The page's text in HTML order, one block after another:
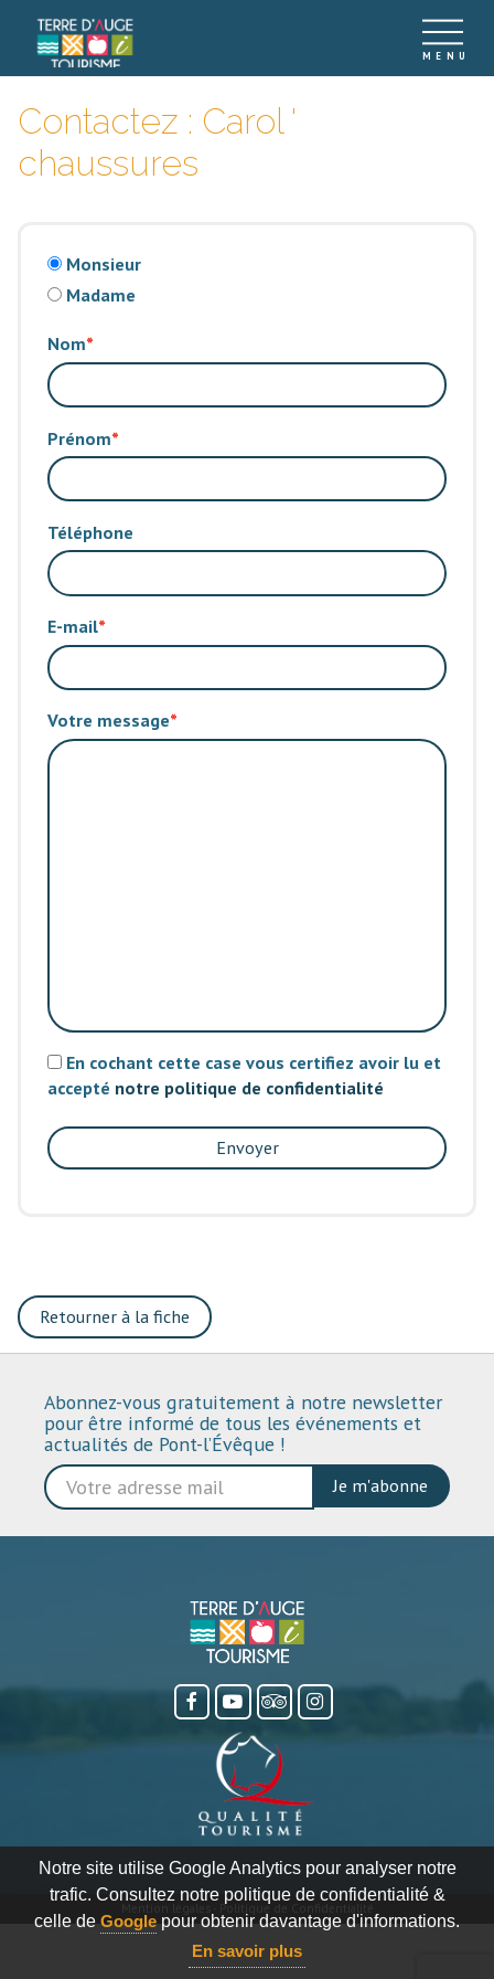
Notre site utilise Google Analytics pour analyser notre
trafic. Consultez notre politique de confidentialité &
celle de Google pour obtenir davantage d'informations.
En savoir plus
Contactez : Carol '
chaussures
Monsieur
Madame
Nom
Prénom
Téléphone
E-mail
Votre message
En cochant cette case vous certifiez avoir lu et
accepté notre politique de confidentialité
Envoyer
Retourner à la fiche
Abonnez-vous gratuitement à notre newsletter
pour être informé de tous les événements et
actualités de Pont-l’Évêque !
Je m'abonne
Politique de Confidentialité